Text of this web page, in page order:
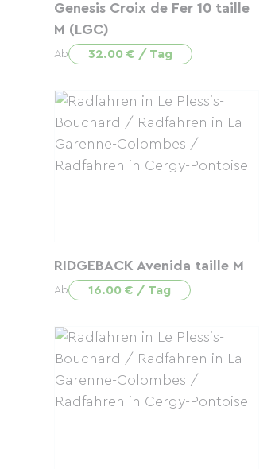
Genesis Croix de Fer 10 taille
M (LGC)
Ab 32.00 € / Tag
RIDGEBACK Avenida taille M
Ab 16.00 € / Tag